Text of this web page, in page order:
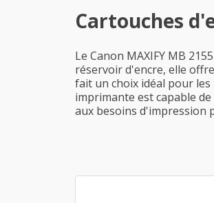
Cartouches
Le Canon MAXIFY MB
réservoir d'encre, elle
fait un choix idéal pour
imprimante est capable
aux besoins d'impression